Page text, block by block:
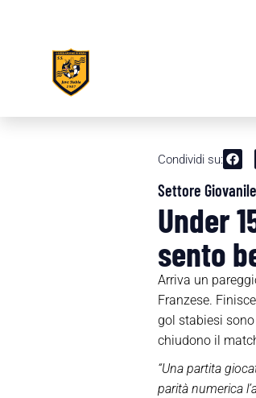
Condividi su:
Settore Giovanile
Under
sento
Arriva un
Franzese.
gol stabiesi
chiudono il
“Una partita
parità numerica